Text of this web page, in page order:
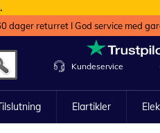
dager returret I God service med
Kundeservice
Elartikler